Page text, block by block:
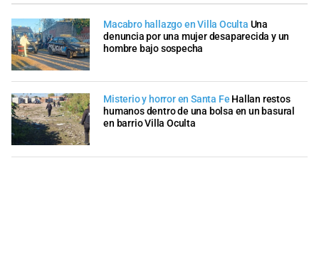
Macabro hallazgo en Villa Oculta Una
denuncia por una mujer desaparecida y un
hombre bajo sospecha
Misterio y horror en Santa Fe Hallan restos
humanos dentro de una bolsa en un basural
en barrio Villa Oculta